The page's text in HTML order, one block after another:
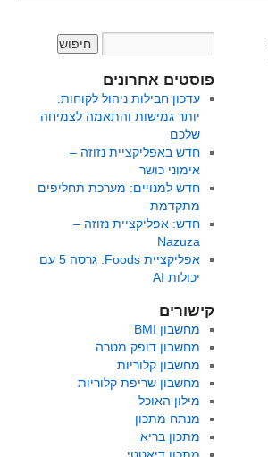
פוסטים אחרונים
עדכון חבילות ניהול לקוחות:
יותר גמישות והתאמה לצמיחה
שלכם
חדש באפליקציית נזוזה –
אימוני כושר
חדש למנויים: מערכת תחליפים
מתקדמת
חדש: אפליקציית נזוזה –
Nazuza
אפליקציית Foods: גרסה 5 עם
יכולות AI
קישורים
מחשבון BMI
מחשבון דופק מטרה
מחשבון קלוריות
מחשבון שריפת קלוריות
מילון האוכל
מנתח מתכון
מתכון בריא